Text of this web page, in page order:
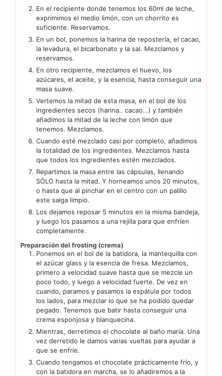
En el recipiente donde tenemos los 60ml de leche,
exprimimos el medio limón, con un chorrito es
suficiente. Reservamos.
En un bol, ponemos la harina de repostería, el cacao,
la levadura, el bicarbonato y la sal. Mezclamos y
reservamos.
En otro recipiente, mezclamos el huevo, los
azúcares, el aceite, y la esencia, hasta conseguir una
masa suave.
Vertemos la mitad de esta masa, en el bol de los
ingredientes secos (harina.. cacao…) y también
añadimos la mitad de la leche con limón que
tenemos. Mezclamos.
Cuando esté mezclado casi por completo, añadimos
la totalidad de los ingredientes. Mezclamos hasta
que todos los ingredientes estén mezclados.
Repartimos la masa entre las cápsulas, llenando
SÓLO hasta la mitad. Y horneamos unos 20 minutos,
o hasta que al pinchar en el centro con un palillo
este salga limpio.
Los dejamos reposar 5 minutos en la misma bandeja,
y luego los pasamos a una rejilla para que enfríen
completamente.
Preparación del frosting (crema)
Ponemos en el bol de la batidora, la mantequilla con
el azúcar glass y la esencia de fresa. Mezclamos,
primero a velocidad suave hasta que se mezcle un
poco todo, y luego a velocidad fuerte. De vez en
cuando, paramos y pasamos la espátula por todos
los lados, para mezclar lo que se ha podido quedar
pegado. Tenemos que batir hasta conseguir una
crema esponjosa y blanquecina.
Mientras, derretimos el chocolate al baño maría. Una
vez derretido le damos varias vueltas para ayudar a
que se enfríe.
Cuando tengamos el chocolate prácticamente frío, y
con la batidora en marcha, se lo añadiremos a la